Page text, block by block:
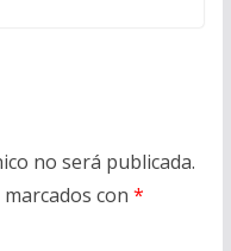
no será publicada.
con *